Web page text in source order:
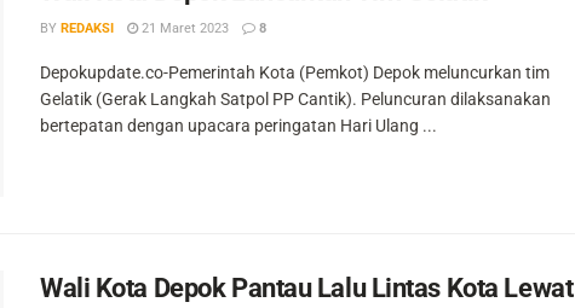
BY REDAKSI 21 Maret 2023 8
Depokupdate.co-Pemerintah Kota (Pemkot) Depok meluncurkan tim
Gelatik (Gerak Langkah Satpol PP Cantik). Peluncuran dilaksanakan
bertepatan dengan upacara peringatan Hari Ulang ...
Wali Kota Depok Pantau Lalu Lintas Kota Lewat